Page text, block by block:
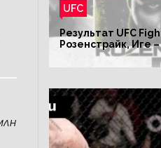
UFC
Результат UFC
Розенстрайк, Иге
результаты